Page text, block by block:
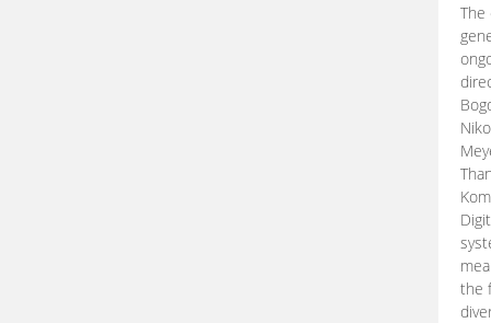
The
the